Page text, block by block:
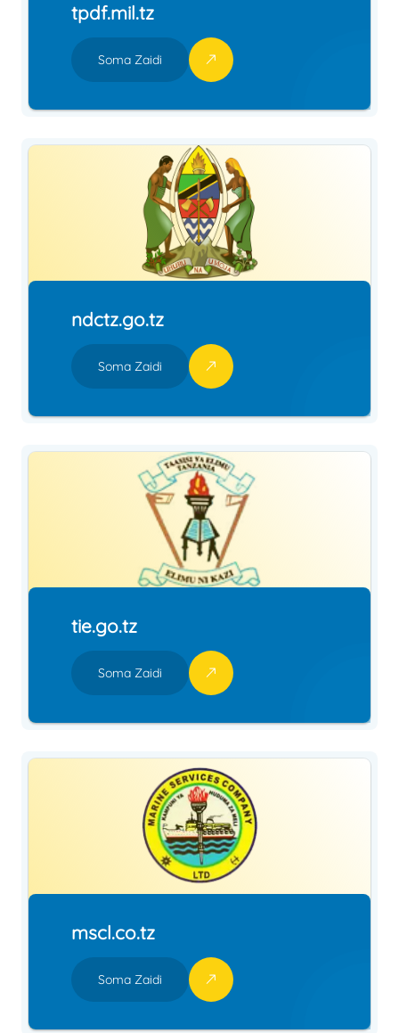
tpdf.mil.tz
Soma Zaidi
ndctz.go.tz
Soma Zaidi
tie.go.tz
Soma Zaidi
mscl.co.tz
Soma Zaidi